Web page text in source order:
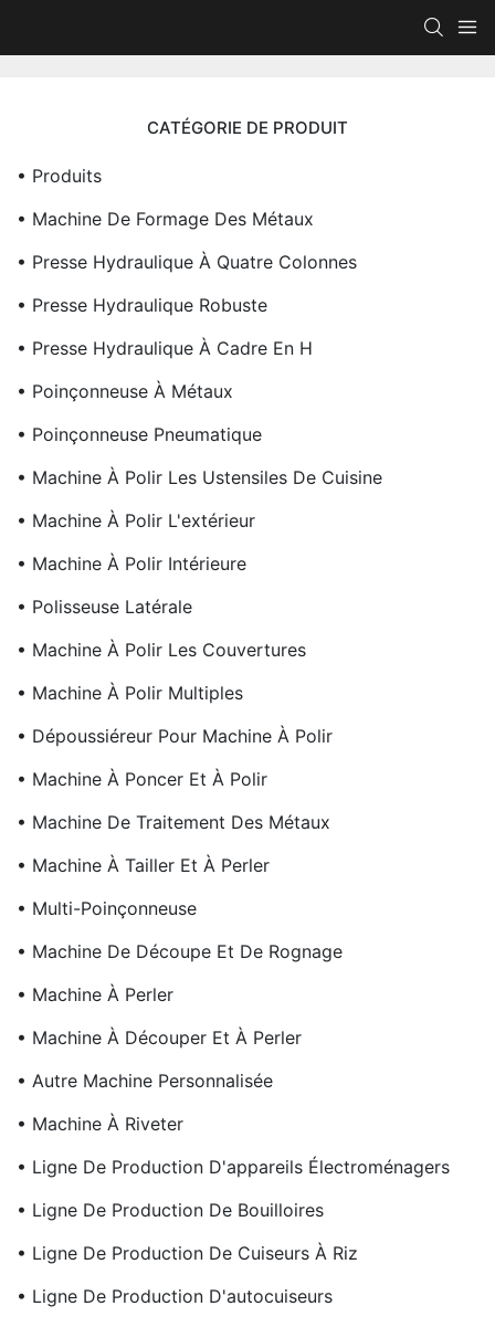
CATÉGORIE DE PRODUIT
• Produits
• Machine De Formage Des Métaux
• Presse Hydraulique À Quatre Colonnes
• Presse Hydraulique Robuste
• Presse Hydraulique À Cadre En H
• Poinçonneuse À Métaux
• Poinçonneuse Pneumatique
• Machine À Polir Les Ustensiles De Cuisine
• Machine À Polir L'extérieur
• Machine À Polir Intérieure
• Polisseuse Latérale
• Machine À Polir Les Couvertures
• Machine À Polir Multiples
• Dépoussiéreur Pour Machine À Polir
• Machine À Poncer Et À Polir
• Machine De Traitement Des Métaux
• Machine À Tailler Et À Perler
• Multi-Poinçonneuse
• Machine De Découpe Et De Rognage
• Machine À Perler
• Machine À Découper Et À Perler
• Autre Machine Personnalisée
• Machine À Riveter
• Ligne De Production D'appareils Électroménagers
• Ligne De Production De Bouilloires
• Ligne De Production De Cuiseurs À Riz
• Ligne De Production D'autocuiseurs